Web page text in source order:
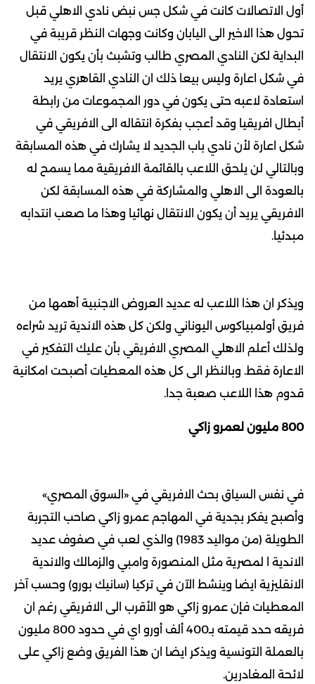
أول الاتصالات كانت في شكل جس نبض نادي الاهلي قبل
تحول هذا الاخير الى اليابان وكانت وجهات النظر قريبة في
البداية لكن النادي المصري طالب وتشبث بأن يكون الانتقال
في شكل اعارة وليس بيعا ذلك ان النادي القاهري يريد
استعادة لاعبه حتى يكون في دور المجموعات من رابطة
أبطال افريقيا وقد أعجب بفكرة انتقاله الى الافريقي في
شكل اعارة لأن نادي باب الجديد لا يشارك في هذه المسابقة
وبالتالي لن يلحق اللاعب بالقائمة الافريقية مما يسمح له
بالعودة الى الاهلي والمشاركة في هذه المسابقة لكن
الافريقي يريد أن يكون الانتقال نهائيا وهذا ما صعب انتدابه
مبدئيا.
ويذكر ان هذا اللاعب له عديد العروض الاجنبية أهمها من
فريق أولمبياكوس اليوناني ولكن كل هذه الاندية تريد شراءه
ولذلك أعلم الاهلي المصري الافريقي بأن عليك التفكير في
الاعارة فقط. وبالنظر الى كل هذه المعطيات أصبحت امكانية
قدوم هذا اللاعب صعبة جدا.
800 مليون لعمرو زاكي
في نفس السياق بحث الافريقي في «السوق المصري»
وأصبح يفكر بجدية في المهاجم عمرو زاكي صاحب التجربة
الطويلة (من مواليد 1983) والذي لعب في صفوف عديد
الاندية ا لمصرية مثل المنصورة وامبي والزمالك والاندية
الانقليزية ايضا وينشط الآن في تركيا (سانيك بورو) وحسب آخر
المعطيات فإن عمرو زاكي هو الأقرب الى الافريقي رغم ان
فريقه حدد قيمته بـ400 ألف أورو اي في حدود 800 مليون
بالعملة التونسية ويذكر ايضا ان هذا الفريق وضع زاكي على
لائحة المغادرين.